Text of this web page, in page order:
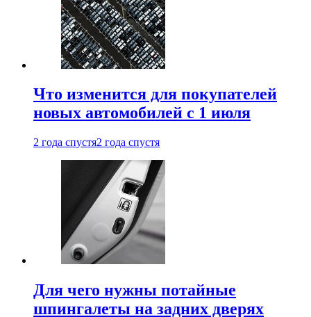
Что изменится для покупателей
новых автомобилей с 1 июля
2 года спустя2 года спустя
Для чего нужны потайные
шпингалеты на задних дверях